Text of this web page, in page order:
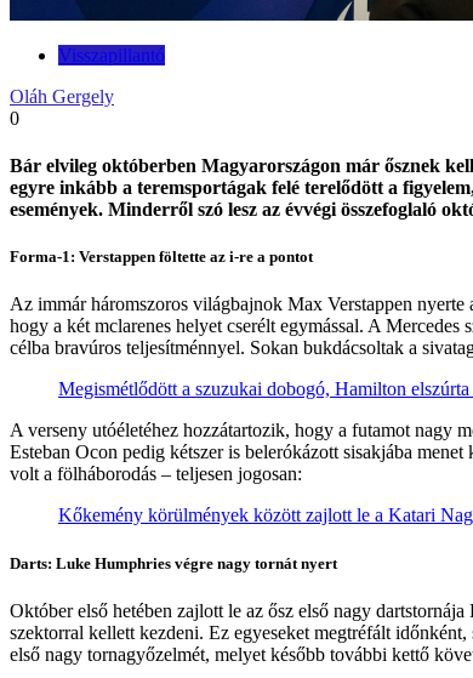
Visszapillantó
Oláh Gergely
0
Bár elvileg októberben Magyarországon már ősznek
egyre inkább a teremsportágak felé terelődött a
események. Minderről szó lesz az évvégi összefoglaló
Forma-1: Verstappen föltette az i-re a pontot
Az immár háromszoros világbajnok Max Verstappen
hogy a két mclarenes helyet cserélt egymással. A
célba bravúros teljesítménnyel. Sokan bukdácsoltak a
Megismétlődött a szuzukai dobogó, Hamilton
A verseny utóéletéhez hozzátartozik, hogy a futamot nagy
Esteban Ocon pedig kétszer is belerókázott sisakjába
volt a fölháborodás – teljesen jogosan:
Kőkemény körülmények között zajlott le a Katari
Darts: Luke Humphries végre nagy tornát nyert
Október első hetében zajlott le az ősz első nagy
szektorral kellett kezdeni. Ez egyeseket megtréfált
első nagy tornagyőzelmét, melyet később további kettő